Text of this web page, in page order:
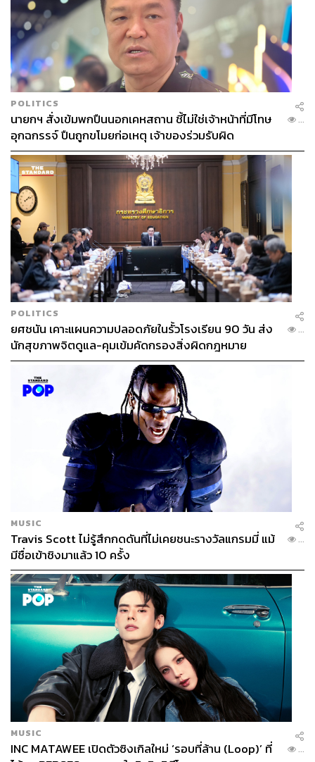
SSO+
รักชนก ศรีนอก
สมาชิกสภาผู้แทนราษฎร (สส.)
สำนักงานประกันสังคม
สำนักงานการตรวจเงินแผ่นดิน
กองทุนประกันสังคม
ABOUT THE AUTHOR
THE STANDARD TEAM
กองบรรณาธิการ THE STANDARD
ABOUT THE PHOTOGRAPHER
ศวิตา พูลเสถียร
ช่างภาพข่าว ประจำสำนักข่าว THE
POLITICS
นายกฯ สั่งเข้มพกปืนนอกเคหสถาน ชี้ไม่ใช่เจ้าหน้าที่มีโทษ
อุกฉกรรจ์ ปืนถูกขโมยก่อเหตุ เจ้าของร่วมรับผิด
...
POLITICS
ยศชนัน เคาะแผนความปลอดภัยในรั้วโรงเรียน 90 วัน ส่ง
นักสุขภาพจิตดูแล-คุมเข้มคัดกรองสิ่งผิดกฎหมาย
...
MUSIC
Travis Scott ไม่รู้สึกกดดันที่ไม่เคยชนะรางวัลแกรมมี่ แม้
มีชื่อเข้าชิงมาแล้ว 10 ครั้ง
...
MUSIC
INC MATAWEE เปิดตัวซิงเกิลใหม่ ‘รอบที่ล้าน (Loop)’ ที่
...